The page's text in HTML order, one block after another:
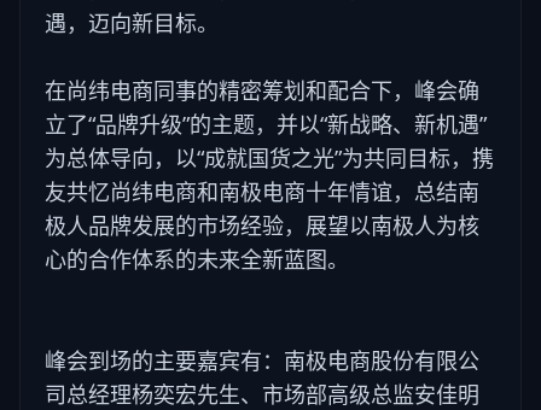
遇，迈向新目标。
在尚纬电商同事的精密筹划和配合下，峰会确
立了“品牌升级”的主题，并以“新战略、新机遇”
为总体导向，以“成就国货之光”为共同目标，携
友共忆尚纬电商和南极电商十年情谊，总结南
极人品牌发展的市场经验，展望以南极人为核
心的合作体系的未来全新蓝图。
峰会到场的主要嘉宾有：南极电商股份有限公
司总经理杨奕宏先生、市场部高级总监安佳明